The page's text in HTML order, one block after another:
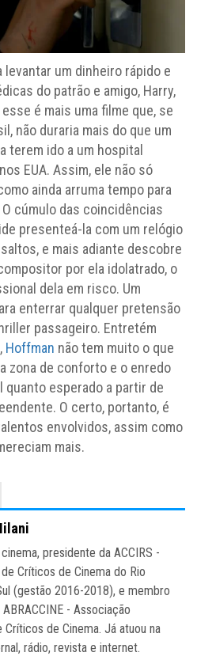
levantar um dinheiro rápido e
do patrão e amigo, Harry,
é mais uma filme que, se
não duraria mais do que um
terem ido a um hospital
EUA. Assim, ele não só
ainda arruma tempo para
cúmulo das coincidências
presenteá-la com um relógio
e mais adiante descobre
por ela idolatrado, o
dela em risco. Um
enterrar qualquer pretensão
passageiro. Entretém
Hoffman não tem muito o que
zona de conforto e o enredo
esperado a partir de
O certo, portanto, é
envolvidos, assim como
mais.
presidente da ACCIRS -
Críticos de Cinema do Rio
(gestão 2016-2018), e membro
- Associação
Críticos de Cinema. Já atuou na
rádio, revista e internet.